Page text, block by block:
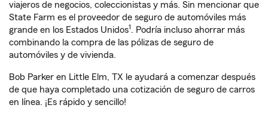
viajeros de negocios, coleccionistas y más. Sin mencionar que
State Farm es el proveedor de seguro de automóviles más
grande en los Estados Unidos1. Podría incluso ahorrar más
combinando la compra de las pólizas de seguro de
automóviles y de vivienda.
Bob Parker en Little Elm, TX le ayudará a comenzar después
de que haya completado una cotización de seguro de carros
en línea. ¡Es rápido y sencillo!